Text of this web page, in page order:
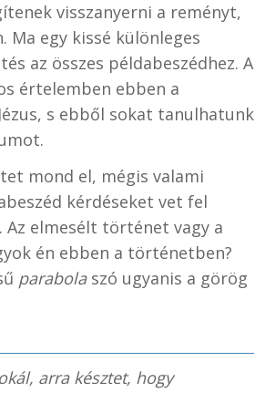
visszanyerni a reményt,
egy kissé különleges
az összes példabeszédhez. A
értelemben ebben a
s ebből sokat tanulhatunk
mond el, mégis valami
kérdéseket vet fel
elmesélt történet vagy a
én ebben a történetben?
parabolaszó ugyanis a görög
arra késztet, hogy